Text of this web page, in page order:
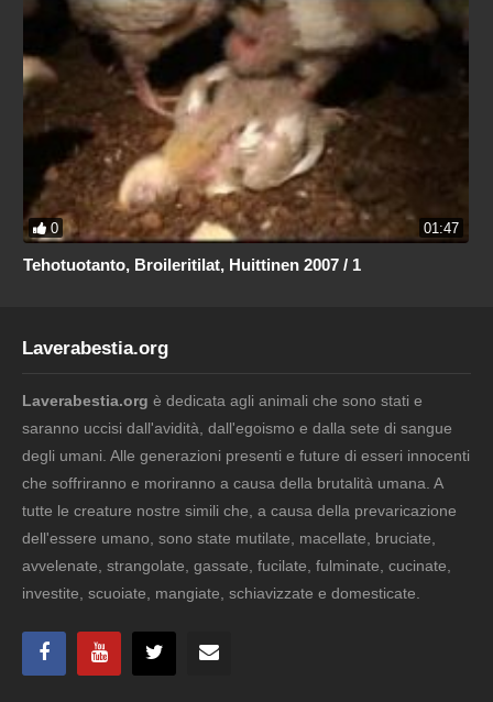
0 01:47
Tehotuotanto, Broileritilat, Huittinen 2007 / 1
Laverabestia.org
Laverabestia.org è dedicata agli animali che sono stati e
saranno uccisi dall'avidità, dall'egoismo e dalla sete di sangue
degli umani. Alle generazioni presenti e future di esseri innocenti
che soffriranno e moriranno a causa della brutalità umana. A
tutte le creature nostre simili che, a causa della prevaricazione
dell'essere umano, sono state mutilate, macellate, bruciate,
avvelenate, strangolate, gassate, fucilate, fulminate, cucinate,
investite, scuoiate, mangiate, schiavizzate e domesticate.